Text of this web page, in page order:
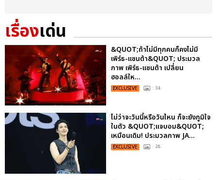
เรื่องเด่น
&QUOT;ถ้าไม่มีทุกคนก็คงไม่มี
เพิร์ธ-แซนต้า&QUOT; ประมวล
ภาพ เพิร์ธ-แซนต้า เปลี่ยน
ฮอลล์ให...
EXCLUSIVE : 34
ไม่ว่าจะวันนี้หรือวันไหน ก็จะยังภูมิใจ
ในตัว &QUOT;แจบอม&QUOT;
เหมือนเดิม! ประมวลภาพ JA...
EXCLUSIVE : 28